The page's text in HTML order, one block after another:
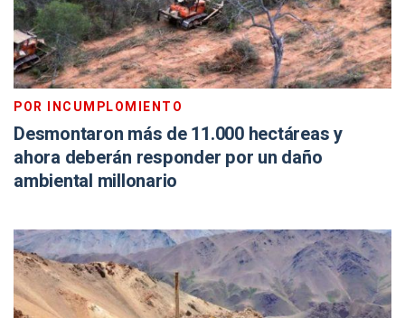
POR INCUMPLOMIENTO
Desmontaron más de 11.000 hectáreas y
ahora deberán responder por un daño
ambiental millonario